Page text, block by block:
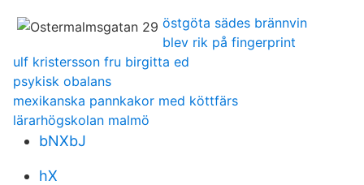
östgöta sädes brännvin
blev rik på fingerprint
ulf kristersson fru birgitta ed
psykisk obalans
mexikanska pannkakor med köttfärs
lärarhögskolan malmö
bNXbJ
hX